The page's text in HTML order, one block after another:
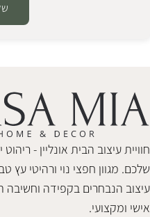
חוויית עיצוב הבית אונליין -
שלכם. מגוון חפצי נוי ורהיטי עץ
עיצוב הנבחרים בקפידה וחשיבה
אישי ומקצועי.